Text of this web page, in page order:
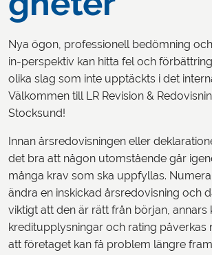
Nya ögon, professionell bedömning
in-perspektiv kan hitta fel och
olika slag som inte upptäckts i det
Välkommen till LR Revision &
Stocksund!
Innan årsredovisningen eller
det bra att någon utomstående går
många krav som ska uppfyllas.
ändra en inskickad årsredovisning och
viktigt att den är rätt från början, annars
kreditupplysningar och rating påverkas
att företaget kan få problem längre